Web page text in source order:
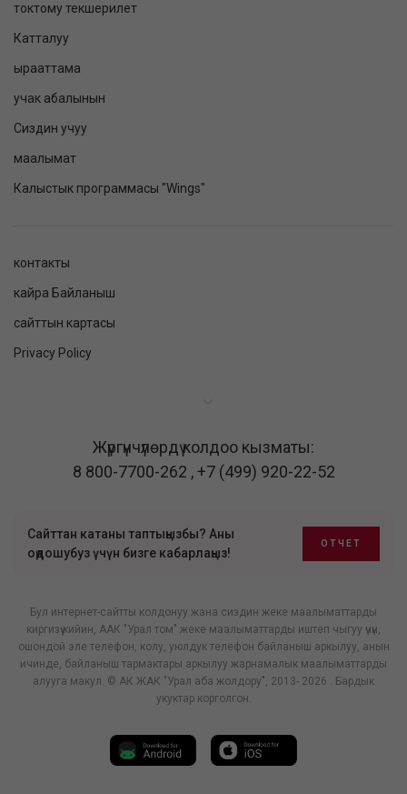
токтому текшерилет
Катталуу
ырааттама
учак абалынын
Сиздин учуу
маалымат
Калыстык программасы "Wings"
контакты
кайра Байланыш
сайттын картасы
Privacy Policy
Жүргүнчүлөрдү колдоо кызматы:
8 800-7700-262 ,+7 (499) 920-22-52
Сайттан катаны таптыңызбы? Аны
оңдошубуз үчүн бизге кабарлаңыз!
ОТЧЕТ
Бул интернет-сайтты колдонуу жана сиздин жеке маалыматтарды
киргизүү кийин, ААК "Урал том" жеке маалыматтарды иштеп чыгуу үчүн,
ошондой эле телефон, колу, уюлдук телефон байланыш аркылуу, анын
ичинде, байланыш тармактары аркылуу жарнамалык маалыматтарды
алууга макул. © АК ЖАК "Урал аба жолдору", 2013- 2026 . Бардык
укуктар корголгон.